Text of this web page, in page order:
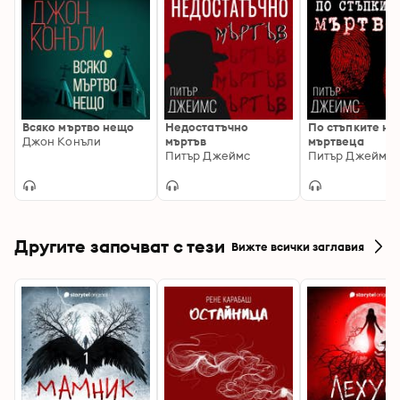
Всяко мъртво нещо
Джон Конъли
Недостатъчно
мъртъв
Питър Джеймс
По стъпките на
мъртвеца
Питър Джеймс
Другите започват с тези Вижте всички заглавия